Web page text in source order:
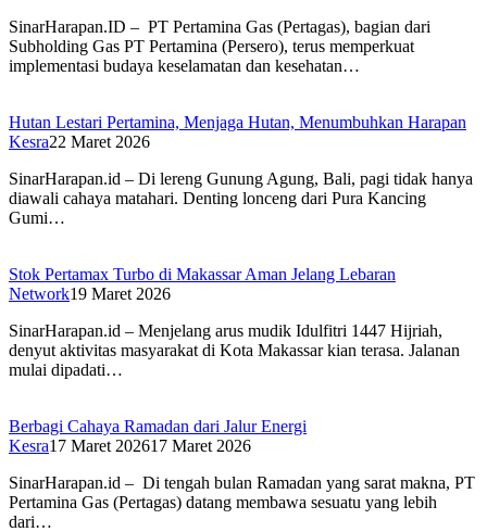
SinarHarapan.ID – PT Pertamina Gas (Pertagas), bagian dari
Subholding Gas PT Pertamina (Persero), terus memperkuat
implementasi budaya keselamatan dan kesehatan…
Hutan Lestari Pertamina, Menjaga Hutan, Menumbuhkan Harapan
Kesra22 Maret 2026
SinarHarapan.id – Di lereng Gunung Agung, Bali, pagi tidak hanya
diawali cahaya matahari. Denting lonceng dari Pura Kancing
Gumi…
Stok Pertamax Turbo di Makassar Aman Jelang Lebaran
Network19 Maret 2026
SinarHarapan.id – Menjelang arus mudik Idulfitri 1447 Hijriah,
denyut aktivitas masyarakat di Kota Makassar kian terasa. Jalanan
mulai dipadati…
Berbagi Cahaya Ramadan dari Jalur Energi
Kesra17 Maret 202617 Maret 2026
SinarHarapan.id – Di tengah bulan Ramadan yang sarat makna, PT
Pertamina Gas (Pertagas) datang membawa sesuatu yang lebih
dari…